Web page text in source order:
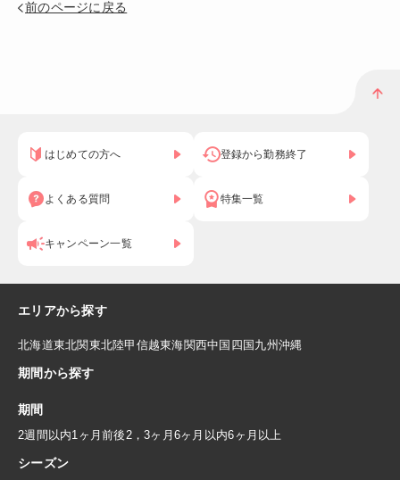
前のページに戻る
はじめての方へ 登録から勤務終了
よくある質問 特集一覧
キャンペーン一覧
エリアから探す
北海道東北関東北陸甲信越東海関西中国 四国九州沖縄
期間から探す
期間
2週間以内1ヶ月前後 2，3ヶ月 6ヶ月以内6ヶ月以上
シーズン